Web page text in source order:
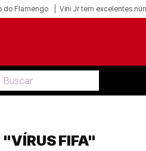
do Flamengo Vini Jr tem excelentes
"VÍRUS FIFA"